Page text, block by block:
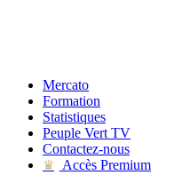
Mercato
Formation
Statistiques
Peuple Vert TV
Contactez-nous
♛
Accès Premium